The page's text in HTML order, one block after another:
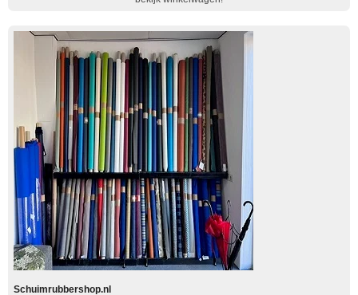
Schuimrubbershop.nl